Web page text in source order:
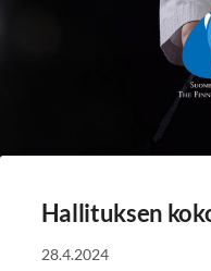
Hallituksen
28.4.2024